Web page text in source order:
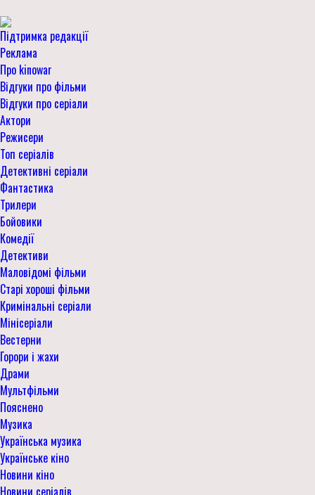
Підтримка редакції
Реклама
Про kinowar
Відгуки про фільми
Відгуки про серіали
Актори
Режисери
Топ серіалів
Детективні серіали
Фантастика
Трилери
Бойовики
Комедії
Детективи
Маловідомі фільми
Старі хороші фільми
Кримінальні серіали
Мінісеріали
Вестерни
Горори і жахи
Драми
Мультфільми
Пояснено
Музика
Українська музика
Українське кіно
Новини кіно
Новини серіалів